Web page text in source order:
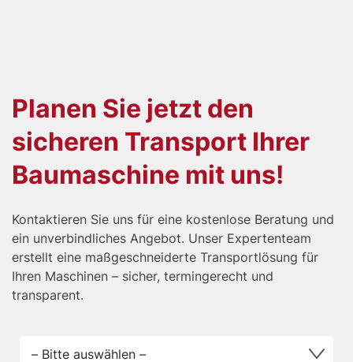
Planen Sie jetzt den
sicheren Transport Ihrer
Baumaschine mit uns!
Kontaktieren Sie uns für eine kostenlose Beratung und
ein unverbindliches Angebot. Unser Expertenteam
erstellt eine maßgeschneiderte Transportlösung für
Ihren Maschinen – sicher, termingerecht und
transparent.